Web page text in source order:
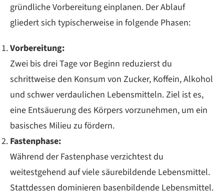
gründliche Vorbereitung einplanen. Der Ablauf
gliedert sich typischerweise in folgende Phasen:
Vorbereitung:
Zwei bis drei Tage vor Beginn reduzierst du
schrittweise den Konsum von Zucker, Koffein, Alkohol
und schwer verdaulichen Lebensmitteln. Ziel ist es,
eine Entsäuerung des Körpers vorzunehmen, um ein
basisches Milieu zu fördern.
Fastenphase:
Während der Fastenphase verzichtest du
weitestgehend auf viele säurebildende Lebensmittel.
Stattdessen dominieren basenbildende Lebensmittel.